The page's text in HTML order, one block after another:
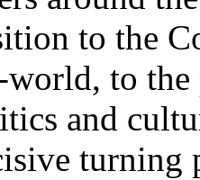
to the
to the
and
turning